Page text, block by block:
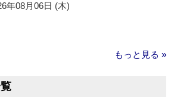
年08月06日 (木)
もっと見る »